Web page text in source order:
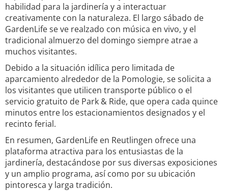
habilidad para la jardinería y a interactuar
creativamente con la naturaleza. El largo sábado de
GardenLife se ve realzado con música en vivo, y el
tradicional almuerzo del domingo siempre atrae a
muchos visitantes.
Debido a la situación idílica pero limitada de
aparcamiento alrededor de la Pomologie, se solicita a
los visitantes que utilicen transporte público o el
servicio gratuito de Park & Ride, que opera cada quince
minutos entre los estacionamientos designados y el
recinto ferial.
En resumen, GardenLife en Reutlingen ofrece una
plataforma atractiva para los entusiastas de la
jardinería, destacándose por sus diversas exposiciones
y un amplio programa, así como por su ubicación
pintoresca y larga tradición.